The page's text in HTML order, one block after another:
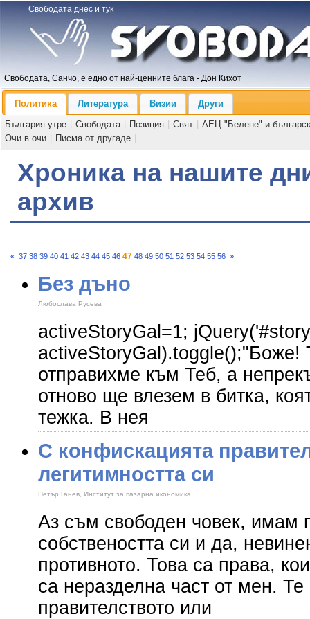
Свободата днес и тук
Свободата, Санчо, е едно от най-ценните блага - Дон Кихот
Политика Литература Визии
Други
България утре
Свободата Позиция Свят
АЕЦ "Белене" и
Очи в очи
Писма от другаде
Хроника на нашите
архив
« 37 38 39 40 41 42 43 44 45 46 47 48 49 50 51 52 53 54 55 56 »
Без дъно
Любослава Русева
activeStoryGal=1;
activeStoryGal).toggle();"Боже!
отправихме към Теб, а
отново ще влезем в битка,
тежка. В нея
С конфискацията
легитимността си
Петър Ганев, Институт за пазарна икономика
Аз съм свободен човек, имам
собствеността си и да,
противното. Това са права,
са неразделна част от мен. Те
правителството или